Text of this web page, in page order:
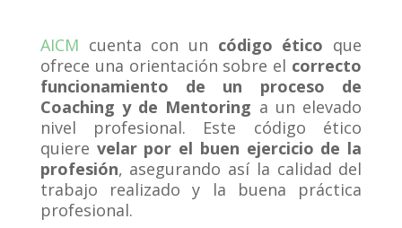
AICM cuenta con un código ético que
ofrece una orientación sobre el correcto
funcionamiento de un proceso de
Coaching y de Mentoring a un elevado
nivel profesional. Este código ético
quiere velar por el buen ejercicio de la
profesión, asegurando así la calidad del
trabajo realizado y la buena práctica
profesional.